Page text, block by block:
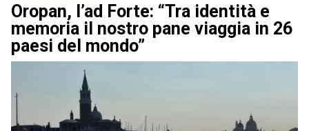
Oropan, l’ad Forte: “Tra identità e
memoria il nostro pane viaggia in 26
paesi del mondo”